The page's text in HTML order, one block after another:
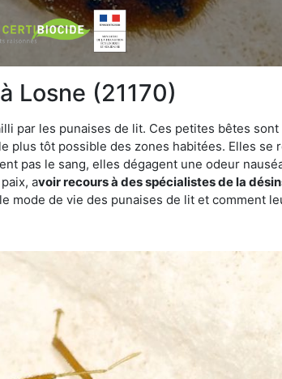
Losne (21170)
par les punaises de lit. Ces petites bêtes
plus tôt possible des zones habitées. Elles
pas le sang, elles dégagent une odeur
avoir recours à des spécialistes de la
mode de vie des punaises de lit et comment